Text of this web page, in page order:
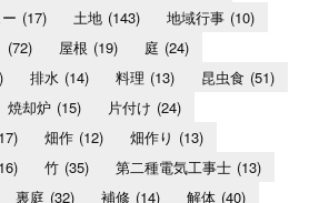
(17) 土地 (143) 地域行事 (10)
(72) 屋根 (19) 庭 (24)
排水 (14) 料理 (13) 昆虫食 (51)
焼却炉 (15) 片付け (24)
畑作 (12) 畑作り (13)
竹 (35) 第二種電気工事士 (13)
裏庭 (32) 補修 (14) 解体 (40)